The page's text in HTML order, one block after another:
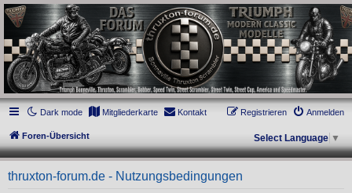
thruxton-forum.de
DAS FORUM! Alles rund um die Triumph Modern Classic Modelle. Das Forum für
die New Bonneville Baureihen ab BJ 2001. Triumph Bonneville, Thruxton,
Scrambler, Bobber, Speed Twin, Street Scrambler, Street Twin, Street Cup, America
und Speedmaster.
Dark mode
Mitgliederkarte Kontakt Anmelden
Registrieren
Foren-Übersicht Select Language ▼
thruxton-forum.de - Nutzungsbedingungen